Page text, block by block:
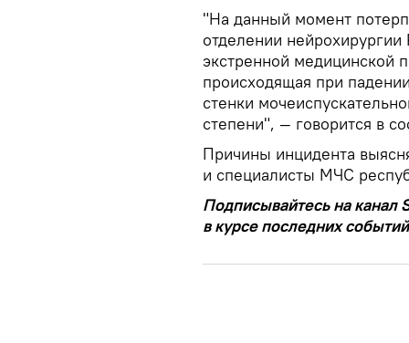
"На данный момент
отделении нейрохирургии
экстренной медицинской
происходящая при
стенки
степени", — говорится в
Причины инцидента
и специалисты МЧС
Подписывайтесь на канал
в курсе последних